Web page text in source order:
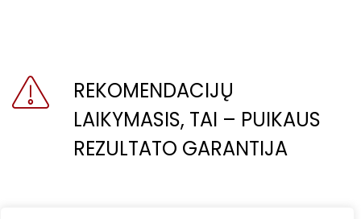
REKOMENDACIJŲ
LAIKYMASIS, TAI – PUIKAUS
REZULTATO GARANTIJA